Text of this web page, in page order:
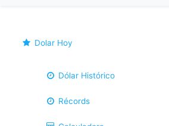
Dolar Hoy
Dólar Histórico
Récords